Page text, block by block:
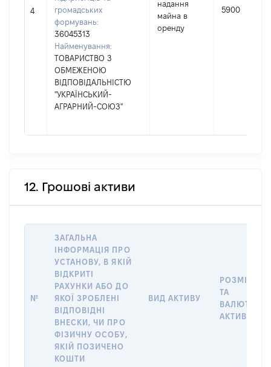
4
громадських
формувань:
36045313
Найменування:
ТОВАРИСТВО З
ОБМЕЖЕНОЮ
ВІДПОВІДАЛЬНІСТЮ
"УКРАЇНСЬКИЙ-
АГРАРНИЙ-СОЮЗ"
надання
майна в
оренду
5900
12. Грошові активи
№
ЗАГАЛЬНА
ІНФОРМАЦІЯ ПРО
УСТАНОВУ, В ЯКІЙ
ВІДКРИТІ
РАХУНКИ АБО ДО
ЯКОЇ ЗРОБЛЕНІ
ВІДПОВІДНІ
ВНЕСКИ, ЧИ ПРО
ФІЗИЧНУ ОСОБУ,
ЯКІЙ ПОЗИЧЕНО
КОШТИ
ВИД АКТИВУ
РОЗМІР
ТА
ВАЛЮТА
АКТИВУ